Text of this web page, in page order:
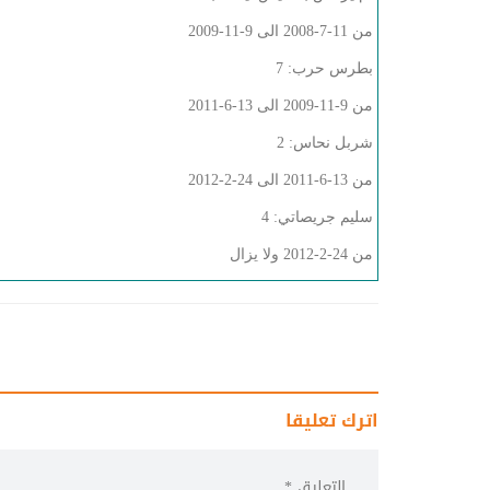
من 11-7-2008 الى 9-11-2009
بطرس حرب: 7
من 9-11-2009 الى 13-6-2011
شربل نحاس: 2
من 13-6-2011 الى 24-2-2012
سليم جريصاتي: 4
من 24-2-2012 ولا يزال
اترك تعليقا